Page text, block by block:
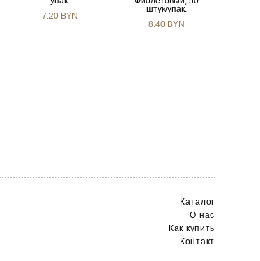
7.20 BYN
штук/упак.
8.40 BYN
Каталог
О нас
Как купить
Контакт